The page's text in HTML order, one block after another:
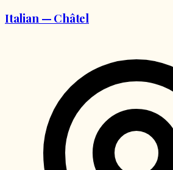
Italian — Châtel